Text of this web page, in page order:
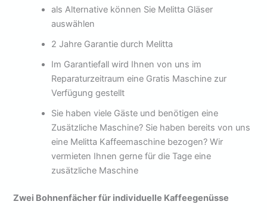
als Alternative können Sie Melitta Gläser
auswählen
2 Jahre Garantie durch Melitta
Im Garantiefall wird Ihnen von uns im
Reparaturzeitraum eine Gratis Maschine zur
Verfügung gestellt
Sie haben viele Gäste und benötigen eine
Zusätzliche Maschine? Sie haben bereits von uns
eine Melitta Kaffeemaschine bezogen? Wir
vermieten Ihnen gerne für die Tage eine
zusätzliche Maschine
Zwei Bohnenfächer für individuelle Kaffeegenüsse